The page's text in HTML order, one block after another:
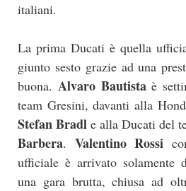
italiani.
La prima Ducati è quella
giunto sesto grazie ad una
buona. Alvaro Bautistaè
team Gresini, davanti alla
Stefan Bradl e alla Ducati del
Barbera. Valentino Rossi
ufficiale è arrivato solamente
una gara brutta, chiusa ad